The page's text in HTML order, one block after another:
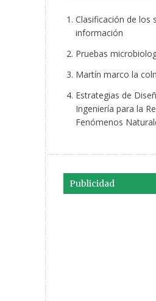
Clasificación de los
información
Pruebas
Martín marco la
Estrategias de
Ingeniería para la
Fenómenos
Publicidad